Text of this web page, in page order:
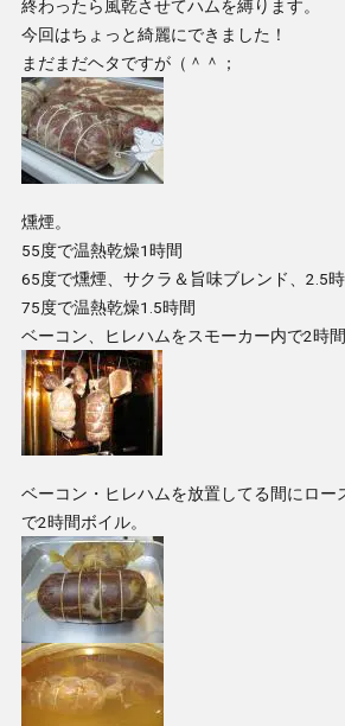
終わったら風乾させてハムを縛ります。
今回はちょっと綺麗にできました！
まだまだヘタですが（＾＾；
燻煙。
55度で温熱乾燥1時間
65度で燻煙、サクラ＆旨味ブレンド、2.5
75度で温熱乾燥1.5時間
ベーコン、ヒレハムをスモーカー内で2時
ベーコン・ヒレハムを放置してる間にロ
で2時間ボイル。